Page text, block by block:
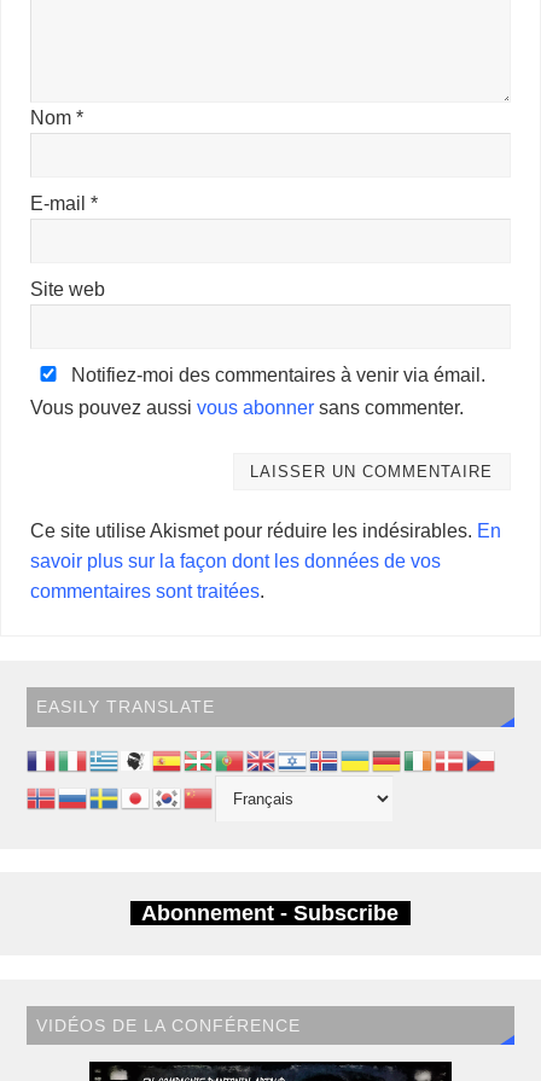
Nom*
E-mail*
Site web
Notifiez-moi des commentaires à venir via émail.
Vous pouvez aussivous abonner sans commenter.
Ce site utilise Akismet pour réduire les indésirables. En
savoir plus sur la façon dont les données de vos
commentaires sont traitées.
EASILY TRANSLATE
Abonnement - Subscribe
VIDÉOS DE LA CONFÉRENCE